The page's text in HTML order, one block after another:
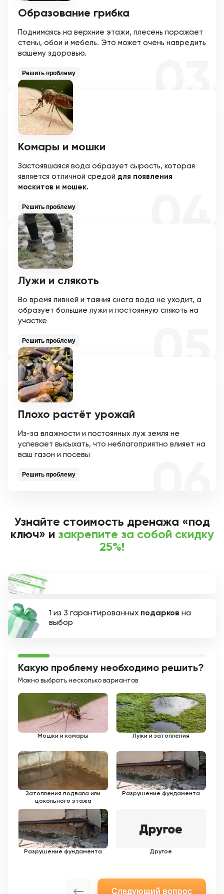
Образование грибка
Поднимаясь на верхние этажи, плесень поражает
стены, обои и мебель. Это может очень навредить
вашему здоровью.
Решить проблему
Комары и мошки
Застоявшаяся вода образует сырость, которая
является отличной средой для появления
москитов и мошек.
Решить проблему
Лужи и слякоть
Во время ливней и таяния снега вода не уходит, а
образует большие лужи и постоянную слякоть на
участке
Решить проблему
Плохо растёт урожай
Из-за влажности и постоянных луж земля не
успевает высыхать, что неблагоприятно влияет на
ваш газон и посевы
Решить проблему
Узнайте стоимость дренажа «под
ключ» и закрепите за собой скидку
25%!
1 из 3 гарантированных подарков на
выбор
Какую проблему необходимо решить?
Можно выбрать несколько вариантов
Мошки и комары Лужи и затопления
Затопления подвала или
цокольного этажа
Разрушение фундамента
Разрушение фундамента Другое
Следующий вопрос